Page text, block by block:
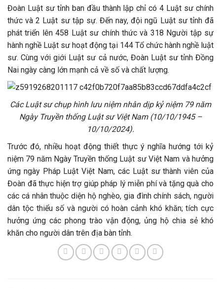
Đoàn Luật sư tỉnh ban đầu thành lập chỉ có 4 Luật sư chính
thức và 2 Luật sư tập sự. Đến nay, đội ngũ Luật sư tỉnh đã
phát triển lên 458 Luật sư chính thức và 318 Người tập sự
hành nghề Luật sư hoạt động tại 144 Tổ chức hành nghề luật
sư. Cùng với giới Luật sư cả nước, Đoàn Luật sư tỉnh Đồng
Nai ngày càng lớn mạnh cả về số và chất lượng.
Các Luật sư chụp hình lưu niệm nhân dịp kỷ niệm 79 năm
Ngày Truyền thống Luật sư Việt Nam (10/10/1945 –
10/10/2024).
Trước đó, nhiều hoạt động thiết thực ý nghĩa hướng tới kỷ
niệm 79 năm Ngày Truyền thống Luật sư Việt Nam và hưởng
ứng ngày Pháp Luật Việt Nam, các Luật sư thành viên của
Đoàn đã thực hiện trợ giúp pháp lý miễn phí và tặng quà cho
các cá nhân thuộc diện hộ nghèo, gia đình chính sách, người
dân tộc thiểu số và người có hoàn cảnh khó khăn; tích cực
hưởng ứng các phong trào vận động, ủng hộ chia sẻ khó
khăn cho người dân trên địa bàn tỉnh.